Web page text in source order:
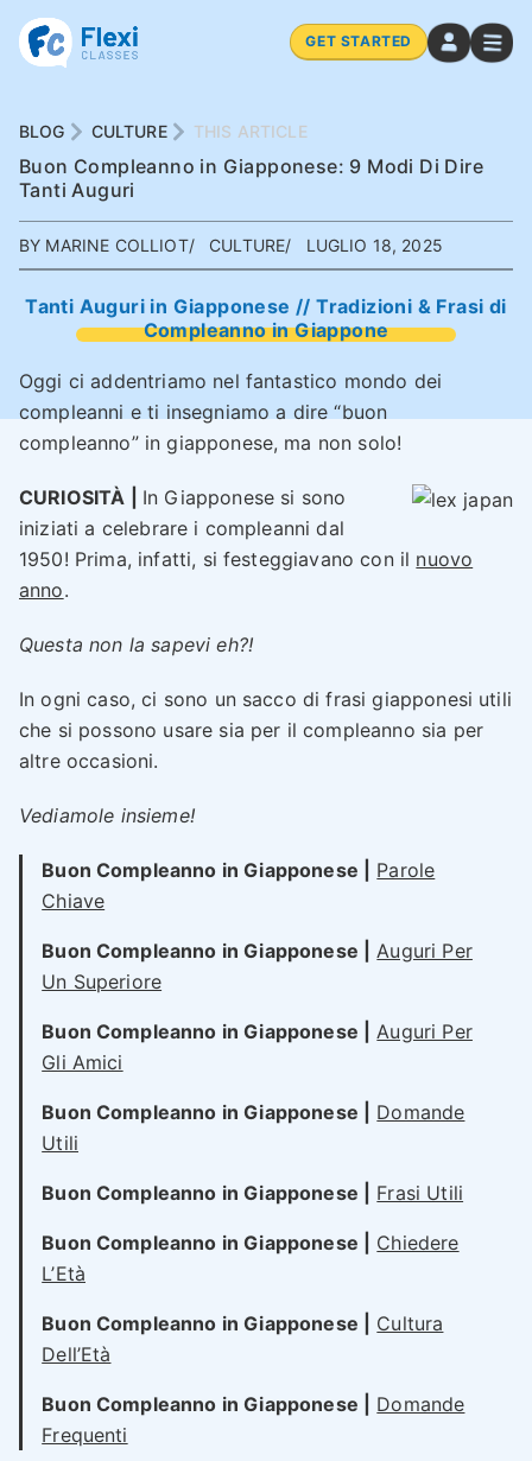
GET STARTED
BLOG CULTURE THIS ARTICLE
Buon Compleanno in Giapponese: 9 Modi Di Dire
Tanti Auguri
BY MARINE COLLIOT CULTURE LUGLIO 18, 2025
Tanti Auguri in Giapponese // Tradizioni & Frasi di
Compleanno in Giappone
Oggi ci addentriamo nel fantastico mondo dei
compleanni e ti insegniamo a dire “buon
compleanno” in giapponese, ma non solo!
CURIOSITÀ | In Giapponese si sono
iniziati a celebrare i compleanni dal
1950! Prima, infatti, si festeggiavano con il nuovo
anno.
Questa non la sapevi eh?!
In ogni caso, ci sono un sacco di frasi giapponesi utili
che si possono usare sia per il compleanno sia per
altre occasioni.
Vediamole insieme!
Buon Compleanno in Giapponese |
Parole
Chiave
Buon Compleanno in Giapponese |
Auguri Per
Un Superiore
Buon Compleanno in Giapponese |
Auguri Per
Gli Amici
Buon Compleanno in Giapponese |
Domande
Utili
Buon Compleanno in Giapponese | Frasi Utili
Buon Compleanno in Giapponese |
Chiedere
L’Età
Buon Compleanno in Giapponese |
Cultura
Dell’Età
Buon Compleanno in Giapponese |
Domande
Frequenti